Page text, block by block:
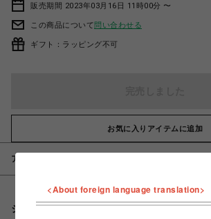
販売期間 2023年03月16日 11時00分 〜
この商品について問い合わせる
ギフト：ラッピング不可
お気に入りアイテムに追加
アイテム説明 / 素材
シェアする
<About foreign language translation>